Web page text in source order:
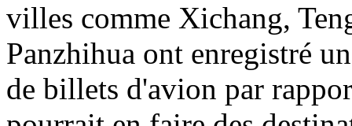
villes comme Xichang,
Panzhihua ont enregistré
de billets d'avion par